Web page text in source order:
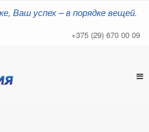
Ваш успех – в порядке вещей.
+375 (29) 670 00 09